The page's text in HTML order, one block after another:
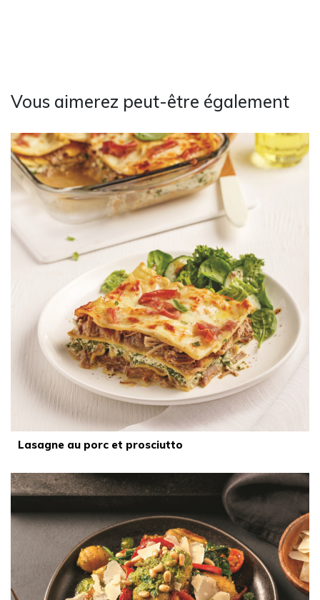
Vous aimerez peut-être également
Lasagne au porc et prosciutto